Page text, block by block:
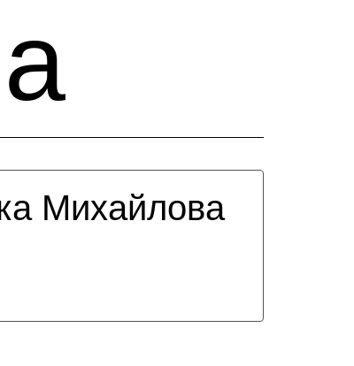
Михайлова